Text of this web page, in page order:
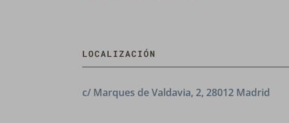
LOCALIZACIÓN
c/ Marques de Valdavia, 2, 28012 Madrid